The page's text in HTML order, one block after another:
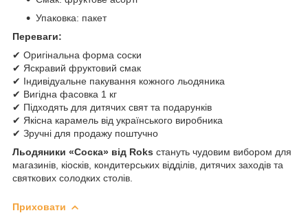
Упаковка: пакет
Переваги:
✔ Оригінальна форма соски
✔ Яскравий фруктовий смак
✔ Індивідуальне пакування кожного льодяника
✔ Вигідна фасовка 1 кг
✔ Підходять для дитячих свят та подарунків
✔ Якісна карамель від українського виробника
✔ Зручні для продажу поштучно
Льодяники «Соска» від Roks стануть чудовим вибором для
магазинів, кіосків, кондитерських відділів, дитячих заходів та
святкових солодких столів.
Приховати